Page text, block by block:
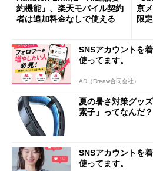
約機能」、楽天モバイル契約
者は追加料金なしで使える
京
限
SNSアカウントを
使ってます。
AD（Dreaw合同会社）
夏の暑さ対策グッ
素子」ってなんだ
SNSアカウントを
使ってます。